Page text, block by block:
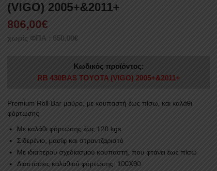
(VIGO) 2005+&2011+
806,00€
χωρίς ΦΠΑ : 650,00€
Κωδικός προϊόντος:
RB 430BAS TOYOTA (VIGO) 2005+&2011+
Premium Roll-Bar μαύρο, με κουπαστή έως πίσω, και καλάθι
φόρτωσης
Με καλάθι φόρτωσης έως 120 kgs
Σιδερένιο, μασίφ και στραντζαριστό
Με ιδιαίτερου σχεδιασμού κουπαστή, που φτάνει έως πίσω
Διαστάσεις καλαθιού φόρτωσης: 100Χ90